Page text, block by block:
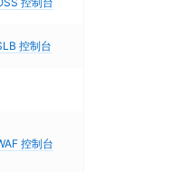
控制台
控制台